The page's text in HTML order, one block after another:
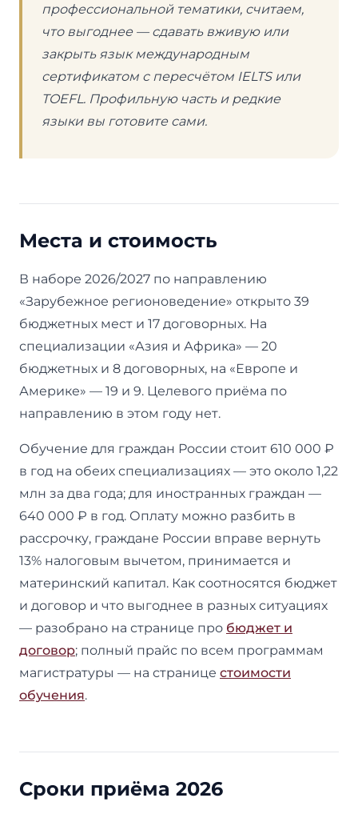
профессиональной тематики, считаем,
что выгоднее — сдавать вживую или
закрыть язык международным
сертификатом с пересчётом IELTS или
TOEFL. Профильную часть и редкие
языки вы готовите сами.
Места и стоимость
В наборе 2026/2027 по направлению
«Зарубежное регионоведение» открыто 39
бюджетных мест и 17 договорных. На
специализации «Азия и Африка» — 20
бюджетных и 8 договорных, на «Европе и
Америке» — 19 и 9. Целевого приёма по
направлению в этом году нет.
Обучение для граждан России стоит 610 000 ₽
в год на обеих специализациях — это около 1,22
млн за два года; для иностранных граждан —
640 000 ₽ в год. Оплату можно разбить в
рассрочку, граждане России вправе вернуть
13% налоговым вычетом, принимается и
материнский капитал. Как соотносятся бюджет
и договор и что выгоднее в разных ситуациях
— разобрано на странице про бюджет и
договор; полный прайс по всем программам
магистратуры — на странице стоимости
обучения.
Сроки приёма 2026